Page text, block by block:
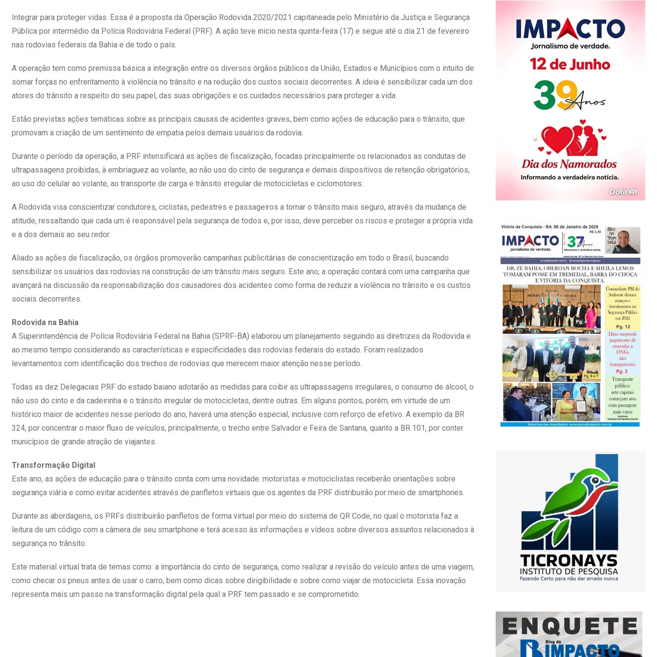
Integrar para proteger vidas. Essa é a proposta da Operação Rodovida 2020/2021 capitaneada pelo Ministério da Justiça e Segurança
Pública por intermédio da Polícia Rodoviária Federal (PRF). A ação teve início nesta quinta-feira (17) e segue até o dia 21 de fevereiro
nas rodovias federais da Bahia e de todo o país.
A operação tem como premissa básica a integração entre os diversos órgãos públicos da União, Estados e Municípios com o intuito de
somar forças no enfrentamento à violência no trânsito e na redução dos custos sociais decorrentes. A ideia é sensibilizar cada um dos
atores do trânsito a respeito do seu papel, das suas obrigações e os cuidados necessários para proteger a vida.
Estão previstas ações temáticas sobre as principais causas de acidentes graves, bem como ações de educação para o trânsito, que
promovam a criação de um sentimento de empatia pelos demais usuários da rodovia.
Durante o período da operação, a PRF intensificará as ações de fiscalização, focadas principalmente os relacionados as condutas de
ultrapassagens proibidas, à embriaguez ao volante, ao não uso do cinto de segurança e demais dispositivos de retenção obrigatórios,
ao uso do celular ao volante, ao transporte de carga e trânsito irregular de motocicletas e ciclomotores.
A Rodovida visa conscientizar condutores, ciclistas, pedestres e passageiros a tornar o trânsito mais seguro, através da mudança de
atitude, ressaltando que cada um é responsável pela segurança de todos e, por isso, deve perceber os riscos e proteger a própria vida
e a dos demais ao seu redor.
Aliado as ações de fiscalização, os órgãos promoverão campanhas publicitárias de conscientização em todo o Brasil, buscando
sensibilizar os usuários das rodovias na construção de um trânsito mais seguro. Este ano, a operação contará com uma campanha que
avançará na discussão da responsabilização dos causadores dos acidentes como forma de reduzir a violência no trânsito e os custos
sociais decorrentes.
Rodovida na Bahia
A Superintendência de Polícia Rodoviária Federal na Bahia (SPRF-BA) elaborou um planejamento seguindo as diretrizes da Rodovida e
ao mesmo tempo considerando as características e especificidades das rodovias federais do estado. Foram realizados
levantamentos com identificação dos trechos de rodovias que merecem maior atenção nesse período.
Todas as dez Delegacias PRF do estado baiano adotarão as medidas para coibir as ultrapassagens irregulares, o consumo de álcool, o
não uso do cinto e da cadeirinha e o trânsito irregular de motocicletas, dentre outras. Em alguns pontos, porém, em virtude de um
histórico maior de acidentes nesse período do ano, haverá uma atenção especial, inclusive com reforço de efetivo. A exemplo da BR
324, por concentrar o maior fluxo de veículos, principalmente, o trecho entre Salvador e Feira de Santana, quanto a BR 101, por conter
municípios de grande atração de viajantes.
Transformação Digital
Este ano, as ações de educação para o trânsito conta com uma novidade: motoristas e motociclistas receberão orientações sobre
segurança viária e como evitar acidentes através de panfletos virtuais que os agentes da PRF distribuirão por meio de smartphones.
Durante as abordagens, os PRFs distribuirão panfletos de forma virtual por meio do sistema de QR Code, no qual o motorista faz a
leitura de um código com a câmera de seu smartphone e terá acesso às informações e vídeos sobre diversos assuntos relacionados à
segurança no trânsito.
Este material virtual trata de temas como: a importância do cinto de segurança, como realizar a revisão do veículo antes de uma viagem,
como checar os pneus antes de usar o carro, bem como dicas sobre dirigibilidade e sobre como viajar de motocicleta. Essa inovação
representa mais um passo na transformação digital pela qual a PRF tem passado e se comprometido.